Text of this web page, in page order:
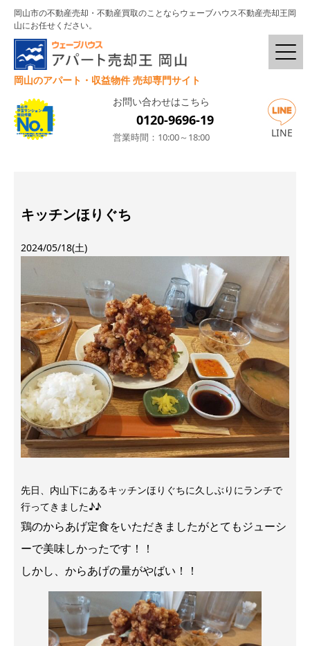
岡山市の不動産売却・不動産買取のことならウェーブハウス不動産売却王岡
山にお任せください。
岡山のアパート・収益物件 売却専門サイト
お問い合わせはこちら
0120-9696-19
営業時間：10:00～18:00 LINE
キッチンほりぐち
2024/05/18(土)
先日、内山下にあるキッチンほりぐちに久しぶりにランチで
行ってきました♪♪
鶏のからあげ定食をいただきましたがとてもジューシ
ーで美味しかったです！！
しかし、からあげの量がやばい！！